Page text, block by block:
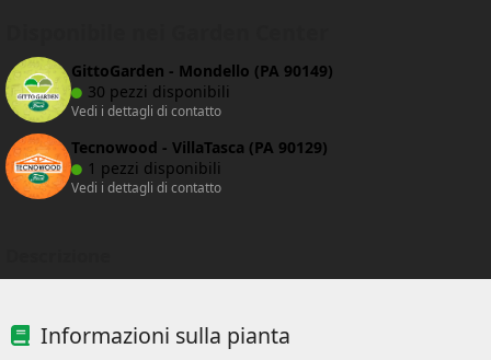
GittoGarden - Mondello (PA 90149)
30 pezzi disponibili
Vedi i dettagli di contatto
Tecnowood - VillaTasca (PA 90129)
1 pezzi disponibili
Vedi i dettagli di contatto
Informazioni sulla pianta